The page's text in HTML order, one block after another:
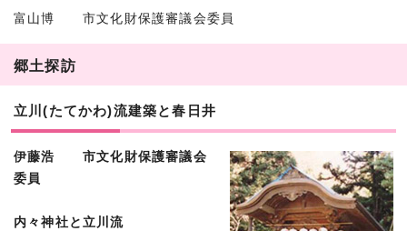
富山博 市文化財保護審議会委員
郷土探訪
立川(たてかわ)流建築と春日井
伊藤浩 市文化財保護審議会
委員
内々神社と立川流